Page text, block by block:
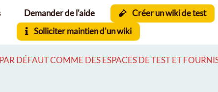
Demander de l'aide
Créer un wiki de test
Solliciter maintien d'un wiki
DÉFAUT COMME DES ESPACES DE TEST ET